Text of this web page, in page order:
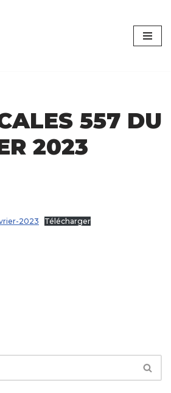
557 DU
2023
2023 Télécharger